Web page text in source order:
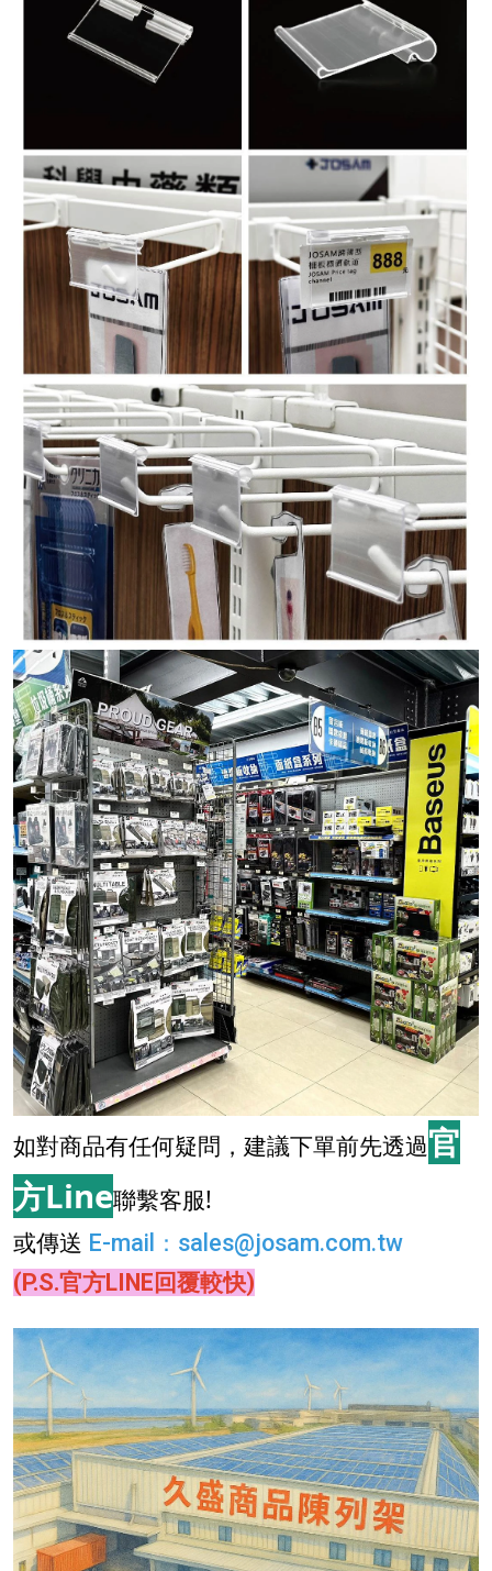
如對商品有任何疑問，建議下單前先透過官
方Line聯繫客服!
或傳送 E-mail ： sales@josam.com.tw
(P.S.官方LINE回覆較快)